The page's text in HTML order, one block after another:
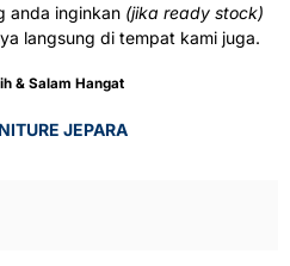
anda inginkan (jika ready stock)
langsung di tempat kami juga.
& Salam Hangat
JEPARA